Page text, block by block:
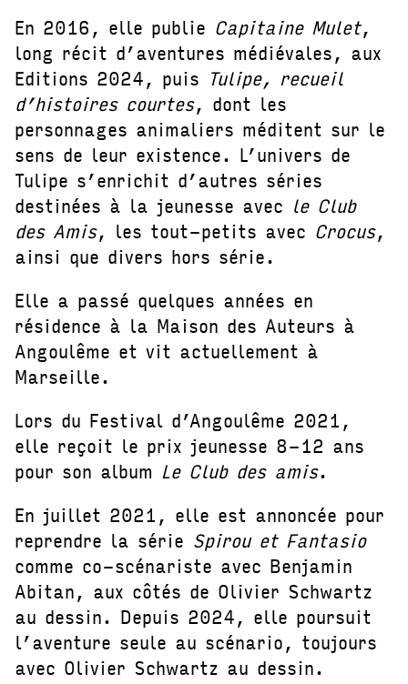
En 2016, elle publie Capitaine Mulet,
long récit d’aventures médiévales, aux
Editions 2024, puis Tulipe, recueil
d’histoires courtes, dont les
personnages animaliers méditent sur le
sens de leur existence. L’univers de
Tulipe s’enrichit d’autres séries
destinées à la jeunesse avec le Club
des Amis, les tout-petits avec Crocus,
ainsi que divers hors série.
Elle a passé quelques années en
résidence à la Maison des Auteurs à
Angoulême et vit actuellement à
Marseille.
Lors du Festival d’Angoulême 2021,
elle reçoit le prix jeunesse 8-12 ans
pour son album Le Club des amis.
En juillet 2021, elle est annoncée pour
reprendre la série Spirou et Fantasio
comme co-scénariste avec Benjamin
Abitan, aux côtés de Olivier Schwartz
au dessin. Depuis 2024, elle poursuit
l’aventure seule au scénario, toujours
avec Olivier Schwartz au dessin.